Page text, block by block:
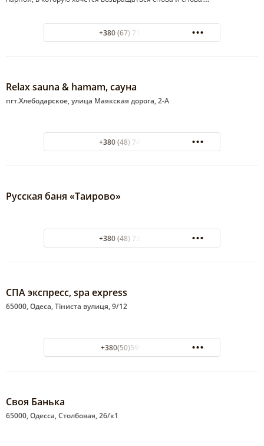
+380 (67) 718-49-00
Relax sauna & hamam, сауна
пгт.Хлебодарское, улица Маякская дорога, 2-А
+380 (48) 740-14-24
Русская баня «Таирово»
+380 (48) 735-94-47
СПА экспресс, spa express
65000, Одеса, Тіниста вулиця, 9/12
+380(50)599-18-43
Своя Банька
65000, Одесса, Столбовая, 26/к1